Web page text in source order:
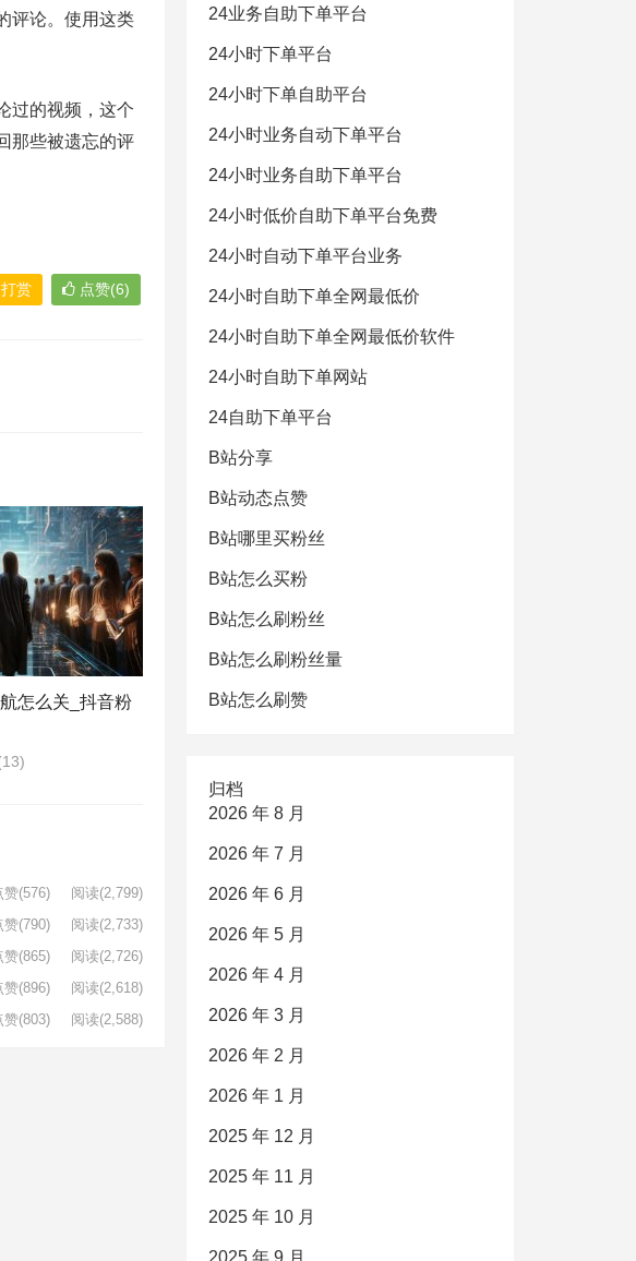
评论。使用这类
过的视频，这个
那些被遗忘的评
打赏 点赞(6)
怎么关_抖音粉
赞(576) 阅读(2,799)
赞(790) 阅读(2,733)
赞(865) 阅读(2,726)
赞(896) 阅读(2,618)
赞(803) 阅读(2,588)
24业务自助下单平台
24小时下单平台
24小时下单自助平台
24小时业务自动下单平台
24小时业务自助下单平台
24小时低价自助下单平台免费
24小时自动下单平台业务
24小时自助下单全网最低价
24小时自助下单全网最低价软件
24小时自助下单网站
24自助下单平台
B站分享
B站动态点赞
B站哪里买粉丝
B站怎么买粉
B站怎么刷粉丝
B站怎么刷粉丝量
B站怎么刷赞
归档
2026 年 8 月
2026 年 7 月
2026 年 6 月
2026 年 5 月
2026 年 4 月
2026 年 3 月
2026 年 2 月
2026 年 1 月
2025 年 12 月
2025 年 11 月
2025 年 10 月
2025 年 9 月